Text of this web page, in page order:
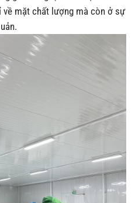
mặt chất lượng mà còn ở sự